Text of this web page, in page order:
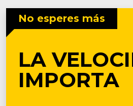
No esperes más
LA
IMPORTA